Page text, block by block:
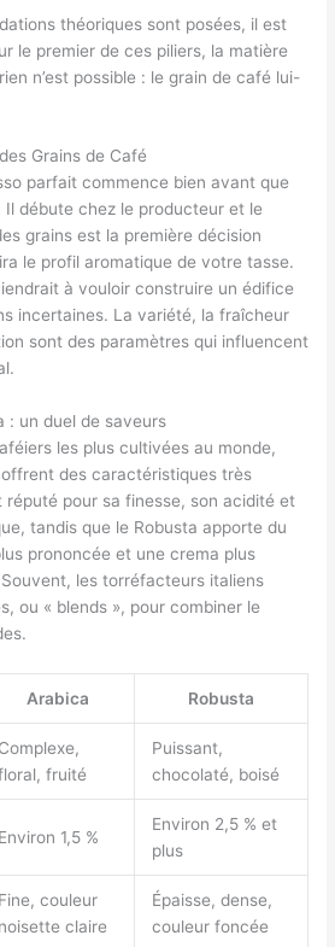
théoriques sont posées, il est
le premier de ces piliers, la matière
n’est possible : le grain de café lui-
Grains de Café
parfait commence bien avant que
Il débute chez le producteur et le
grains est la première décision
le profil aromatique de votre tasse.
à vouloir construire un édifice
incertaines. La variété, la fraîcheur
sont des paramètres qui influencent
: un duel de saveurs
les plus cultivées au monde,
offrent des caractéristiques très
réputé pour sa finesse, son acidité et
tandis que le Robusta apporte du
prononcée et une crema plus
les torréfacteurs italiens
ou « blends », pour combiner le
Arabica Robusta
Complexe,
fruité
Puissant,
chocolaté, boisé
Environ 1,5 %
Environ 2,5 % et
plus
Fine, couleur
noisette claire
Épaisse, dense,
couleur foncée